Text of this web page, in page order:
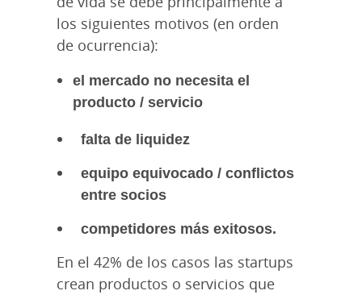
los siguientes motivos (en orden
de ocurrencia):
el mercado no necesita el
producto / servicio
falta de liquidez
equipo equivocado / conflictos
entre socios
competidores más exitosos.
En el 42% de los casos las startups
crean productos o servicios que